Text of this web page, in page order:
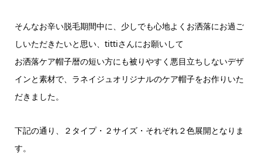
そんなお辛い脱毛期間中に、少しでも心地よくお洒落にお過ご
しいただきたいと思い、tittiさんにお願いして
お洒落ケア帽子暦の短い方にも被りやすく悪目立ちしないデザ
インと素材で、ラネイジュオリジナルのケア帽子をお作りいた
だきました。
下記の通り、２タイプ・２サイズ・それぞれ２色展開となりま
す。